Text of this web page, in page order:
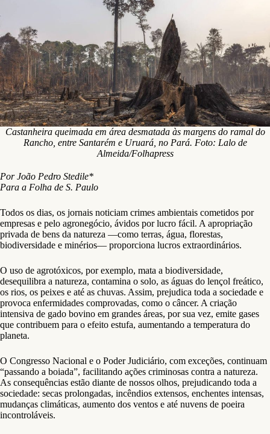
Castanheira queimada em área desmatada às margens do ramal do
Rancho, entre Santarém e Uruará, no Pará. Foto: Lalo de
Almeida/Folhapress
Por João Pedro Stedile*
Para a Folha de S. Paulo
Todos os dias, os jornais noticiam crimes ambientais cometidos por
empresas e pelo agronegócio, ávidos por lucro fácil. A apropriação
privada de bens da natureza —como terras, água, florestas,
biodiversidade e minérios— proporciona lucros extraordinários.
O uso de agrotóxicos, por exemplo, mata a biodiversidade,
desequilibra a natureza, contamina o solo, as águas do lençol freático,
os rios, os peixes e até as chuvas. Assim, prejudica toda a sociedade e
provoca enfermidades comprovadas, como o câncer. A criação
intensiva de gado bovino em grandes áreas, por sua vez, emite gases
que contribuem para o efeito estufa, aumentando a temperatura do
planeta.
O Congresso Nacional e o Poder Judiciário, com exceções, continuam
“passando a boiada”, facilitando ações criminosas contra a natureza.
As consequências estão diante de nossos olhos, prejudicando toda a
sociedade: secas prolongadas, incêndios extensos, enchentes intensas,
mudanças climáticas, aumento dos ventos e até nuvens de poeira
incontroláveis.